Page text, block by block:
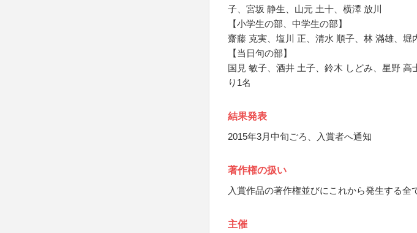
子、宮坂 静生、山元 土十、横澤 放川
【小学生の部、中学生の部】
齋藤 克実、塩川 正、清水 順子、林 滿雄、堀
【当日句の部】
国見 敏子、酒井 土子、鈴木 しどみ、星野 高
り1名
結果発表
2015年3月中旬ごろ、入賞者へ通知
著作権の扱い
入賞作品の著作権並びにこれから発生する全
主催